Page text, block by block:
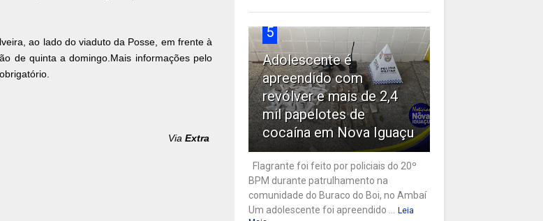
ao lado do viaduto da Posse, em frente à
de quinta a domingo.Mais informações pelo
Via Extra
5
Adolescente é
apreendido com
revólver e mais de 2,4
mil papelotes de
cocaína em Nova Iguaçu
Flagrante foi feito por policiais do 20º
BPM durante patrulhamento na
comunidade do Buraco do Boi, no Ambaí
Um adolescente foi apreendido ...
Leia